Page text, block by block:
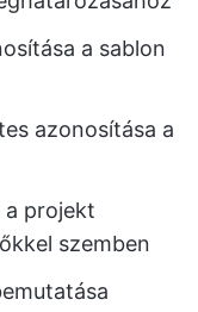
a sablon
azonosítása a
a projekt
szemben